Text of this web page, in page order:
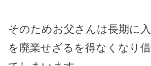
そのためお父さんは長期に
を廃業せざるを得なくなり